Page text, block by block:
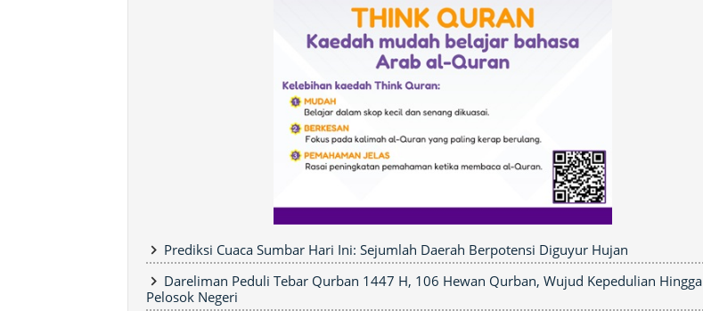
Prediksi Cuaca Sumbar Hari Ini: Sejumlah Daerah Berpotensi Diguyur Hujan
Dareliman Peduli Tebar Qurban 1447 H, 106 Hewan Qurban, Wujud Kepedulian Hingga
Pelosok Negeri